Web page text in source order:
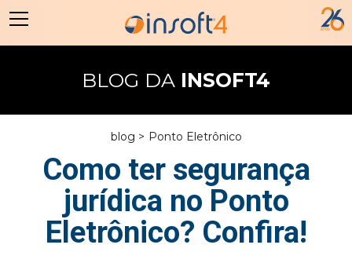
BLOG DAINSOFT4
blog > Ponto Eletrônico
Como ter segurança
jurídica no Ponto
Eletrônico? Confira!